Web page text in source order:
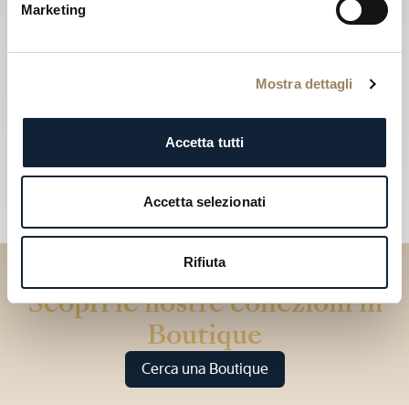
Marketing
Mostra dettagli
Accetta tutti
Accetta selezionati
Rifiuta
Scopri le nostre collezioni in
Boutique
Cerca una Boutique